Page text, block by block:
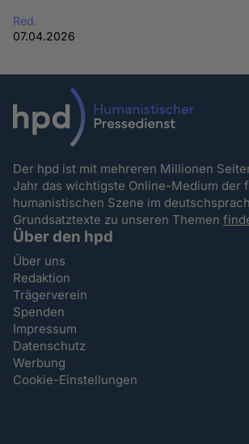
Red.
07.04.2026
Der hpd ist mit mehreren Millionen
Jahr das wichtigste Online-Medium der
humanistischen Szene im
Grundsatztexte zu unseren Themen
Über den hpd
Über uns
Redaktion
Trägerverein
Spenden
Impressum
Datenschutz
Werbung
Cookie-Einstellungen